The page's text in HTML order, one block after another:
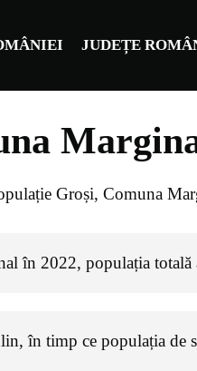
JUDEȚE
Groși, Comuna
în 2022, populația totală
în timp ce populația de